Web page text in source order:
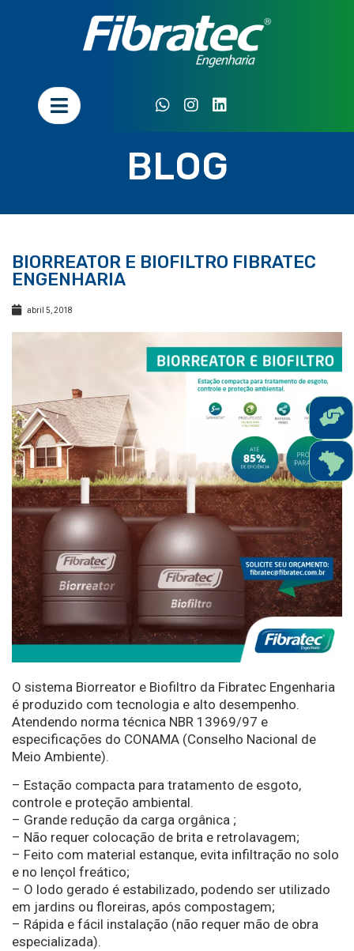
BLOG
BIORREATOR E BIOFILTRO FIBRATEC
ENGENHARIA
abril 5, 2018
O sistema Biorreator e Biofiltro da Fibratec Engenharia
é produzido com tecnologia e alto desempenho.
Atendendo norma técnica NBR 13969/97 e
especificações do CONAMA (Conselho Nacional de
Meio Ambiente).
– Estação compacta para tratamento de esgoto,
controle e proteção ambiental.
– Grande redução da carga orgânica ;
– Não requer colocação de brita e retrolavagem;
– Feito com material estanque, evita infiltração no solo
e no lençol freático;
– O lodo gerado é estabilizado, podendo ser utilizado
em jardins ou floreiras, após compostagem;
– Rápida e fácil instalação (não requer mão de obra
especializada).